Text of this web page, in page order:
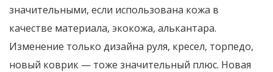
значительными, если использована кожа в
качестве материала, экокожа, алькантара.
Изменение только дизайна руля, кресел, торпедо,
новый коврик — тоже значительный плюс. Новая